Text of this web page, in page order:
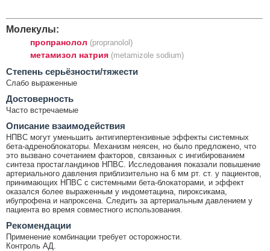
Молекулы:
пропранолол (propranolol)
метамизол натрия (metamizole sodium)
Cтепень серьёзности/тяжести
Слабо выраженные
Достоверность
Часто встречаемые
Описание взаимодействия
НПВС могут уменьшить антигипертензивные эффекты системных
бета-адреноблокаторы. Механизм неясен, но было предложено, что
это вызвано сочетанием факторов, связанных с ингибированием
синтеза простагландинов НПВС. Исследования показали повышение
артериального давления приблизительно на 6 мм рт. ст. у пациентов,
принимающих НПВС с системными бета-блокаторами, и эффект
оказался более выраженным у индометацина, пироксикама,
ибупрофена и напроксена. Следить за артериальным давлением у
пациента во время совместного использования.
Рекомендации
Применение комбинации требует осторожности.
Контроль АД.